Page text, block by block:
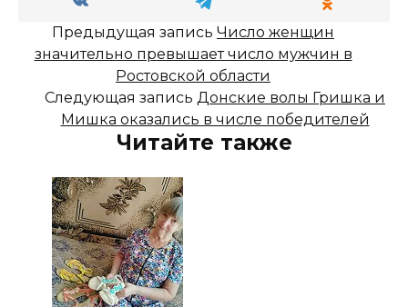
Предыдущая запись Число женщин
значительно превышает число мужчин в
Ростовской области
Следующая запись Донские волы Гришка и
Мишка оказались в числе победителей
Читайте также